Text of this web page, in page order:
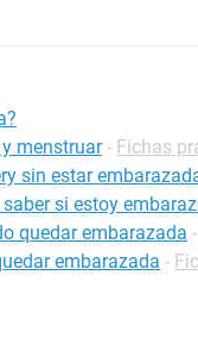
menstruar - Fichas
sin estar
si estoy
quedar embarazada -
embarazada -